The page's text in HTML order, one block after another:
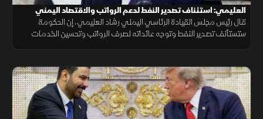
العليمي: استئناف تصدير النفط لدعم الرواتب والاقتصاد اليمني
قال رئيس مجلس القيادة الرئاسي اليمني رشاد العليمي، إن الحكومة
ستستأنف تصدير النفط وتوجه عائداته لصرف الرواتب وتحسين الخدمات